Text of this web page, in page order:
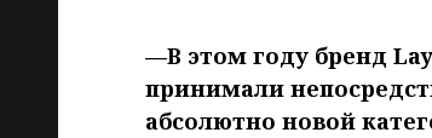
—В этом году бренд
принимали
абсолютно новой